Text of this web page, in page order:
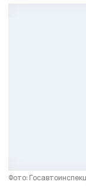
Фото: